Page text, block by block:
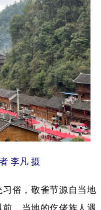
李凡 摄
俗，敬雀节源自当地
，当地的仡佬族人遇